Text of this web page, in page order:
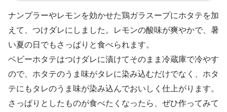
ナンプラーやレモンを効かせた鶏ガラスープにホタテを加
えて、つけダレにしました。レモンの酸味が爽やかで、暑
い夏の日でもさっぱりと食べられます。
ベビーホタテはつけダレに漬けてそのまま冷蔵庫で冷やす
ので、ホタテのうま味がタレに染み込むだけでなく、ホタ
テにもタレのうま味が染み込んでおいしく仕上がります。
さっぱりとしたものが食べたくなったら、ぜひ作ってみて